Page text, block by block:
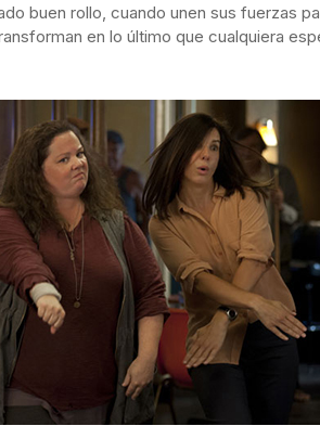
buen rollo, cuando unen sus fuerzas
en lo último que cualquiera